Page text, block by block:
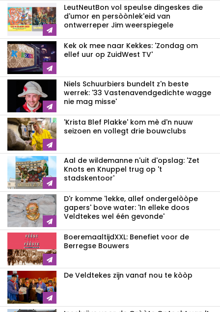
LeutNeutBon vol speulse dingeskes die
d'umor en persòònlek'eid van
ontwerreper Jim weerspiegele
Kek ok mee naar Kekkes: 'Zondag om
ellef uur op ZuidWest TV'
Niels Schuurbiers bundelt z'n beste
werrek: '33 Vastenavendgedichte wagge
nie mag misse'
'Krista Blef Plakke' kom mè d'n nuuw
seizoen en vollegt drie bouwclubs
Aal de wildemanne n'uit d'opslag: 'Zet
Knots en Knuppel trug op 't
stadskentoor'
D'r komme 'lekke, allef ondergelòòpe
gapers' bove water: 'In elleke doos
Veldtekes wel één gevonde'
BoeremaaltijdXXL: Benefiet voor de
Berregse Bouwers
De Veldtekes zijn vanaf nou te kòòp